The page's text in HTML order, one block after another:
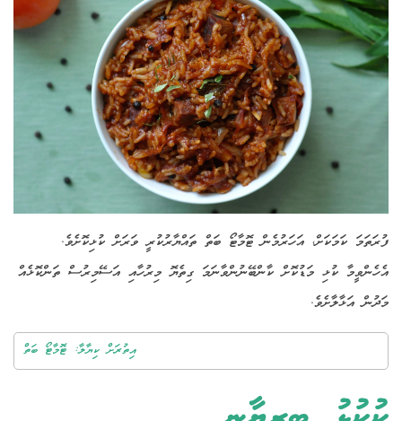
ފުރަތަމަ ކަމަކަށް، އަހަރުމެން ޓޮމާޓޯ ބަތް ތައްޔާރުކުރީ ވަރަށް ކުޅިކޮށެވެ.
އެހެންވީމާ ކުޅި މަޑުކޮށް ކާންބޭނުންވާނަމަ ގިތެޔޮ މިރުހާއި އަސޭމިރުސް ތަންކޮޅެއް
މަދުން އަޅާލާށެވެ.
އިތުރަށް ކިޔާލާ: ޓޮމާޓޯ ބަތް